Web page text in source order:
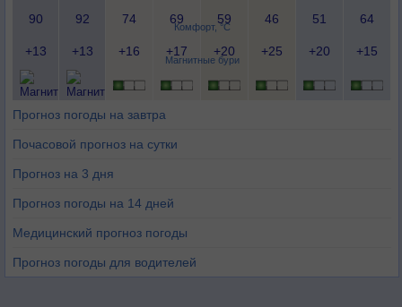
Комфорт, °C
Магнитные бури
90 92 74 69 59 46 51 64
+13 +13 +16 +17 +20 +25 +20 +15
Прогноз погоды на завтра
Почасовой прогноз на сутки
Прогноз на 3 дня
Прогноз погоды на 14 дней
Медицинский прогноз погоды
Прогноз погоды для водителей